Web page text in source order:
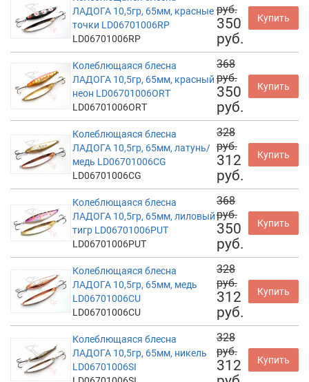
ЛАДОГА 10,5гр, 65мм, красные
точки LD06701006RP
LD06701006RP
руб.
350
руб.
Купить
Колеблющаяся блесна
ЛАДОГА 10,5гр, 65мм, красный
неон LD06701006ORT
LD06701006ORT
368
руб.
350
руб.
Купить
Колеблющаяся блесна
ЛАДОГА 10,5гр, 65мм, латунь/
медь LD06701006CG
LD06701006CG
328
руб.
312
руб.
Купить
Колеблющаяся блесна
ЛАДОГА 10,5гр, 65мм, лиловый
тигр LD06701006PUT
LD06701006PUT
368
руб.
350
руб.
Купить
Колеблющаяся блесна
ЛАДОГА 10,5гр, 65мм, медь
LD06701006CU
LD06701006CU
328
руб.
312
руб.
Купить
Колеблющаяся блесна
ЛАДОГА 10,5гр, 65мм, никель
LD06701006SI
328
руб.
312
Купить